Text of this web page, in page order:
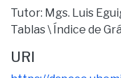
Tutor: Mgs. Luis
Tablas \ Índice de
URI